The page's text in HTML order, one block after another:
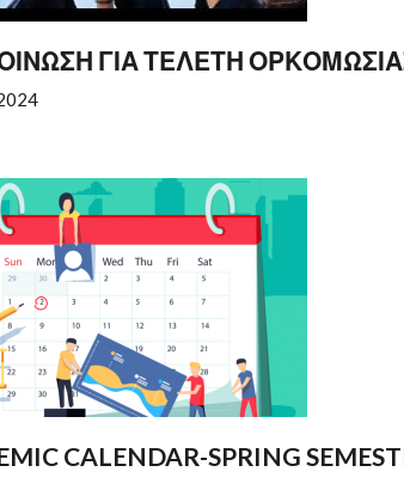
ΓΙΑ ΤΕΛΕΤΗ
CALENDAR-SPRING